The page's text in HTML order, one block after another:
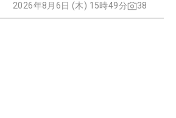
2026年8月6日 (木) 15時49分 38